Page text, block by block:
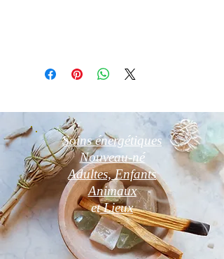
Soins énergétiques
Nouveau-né
Adultes, Enfants
Animaux
etLieux